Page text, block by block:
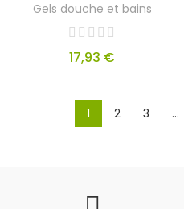
Gels douche et bains
17,93 €
1 2 3 …